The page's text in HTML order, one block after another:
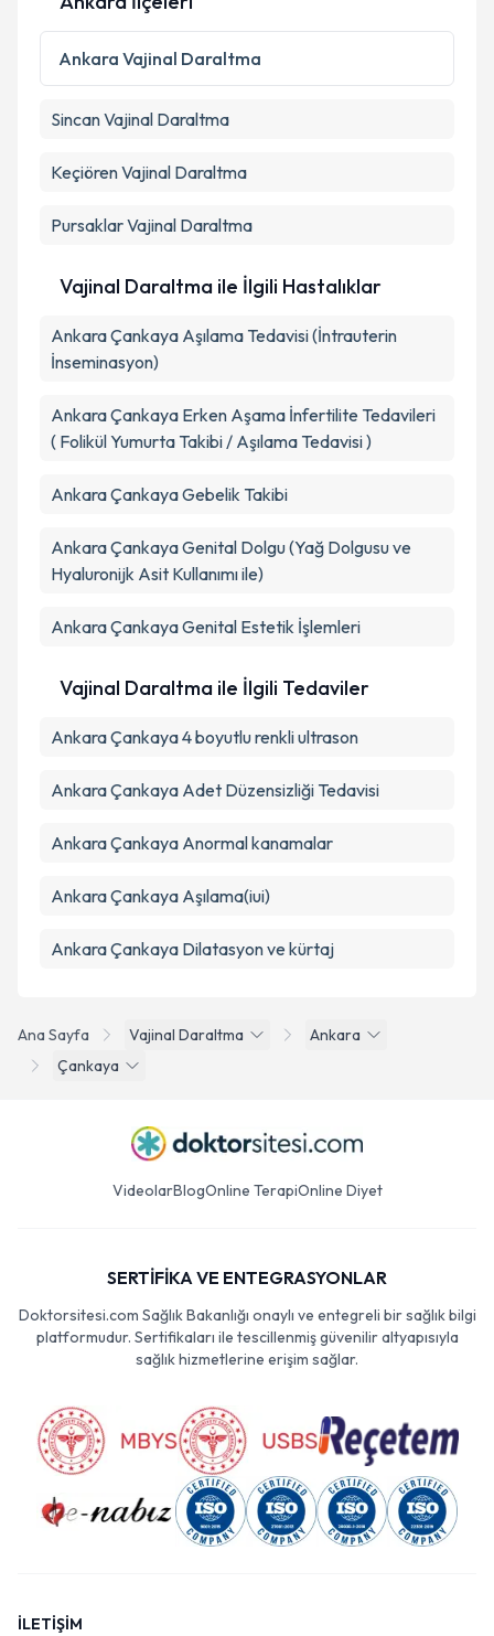
Kişisel verilerimin işlenmesine ilişkinAydınlatma
Metni'ni okudum ve kişisel verilerimin belirtilen
kapsamda işlenmesini kabul ediyorum.
Ana Sayfa Vajinal Daraltma
Ankara
Çankaya
Ankara Vajinal Daraltma
SincanVajinal Daraltma
KeçiörenVajinal Daraltma
PursaklarVajinal Daraltma
Vajinal Daraltma ile İlgili Hastalıklar
Ankara Çankaya Aşılama Tedavisi (İntrauterin
İnseminasyon)
Ankara Çankaya Erken Aşama İnfertilite Tedavileri
( Folikül Yumurta Takibi / Aşılama Tedavisi )
Ankara Çankaya Gebelik Takibi
Ankara Çankaya Genital Dolgu (Yağ Dolgusu ve
Hyaluronijk Asit Kullanımı ile)
Ankara Çankaya Genital Estetik İşlemleri
Vajinal Daraltma ile İlgili Tedaviler
Ankara Çankaya 4 boyutlu renkli ultrason
Ankara Çankaya Adet Düzensizliği Tedavisi
Ankara Çankaya Anormal kanamalar
Ankara Çankaya Aşılama(iui)
Ankara Çankaya Dilatasyon ve kürtaj
VideolarBlogOnline TerapiOnline Diyet
SERTİFİKA VE ENTEGRASYONLAR
Doktorsitesi.com Sağlık Bakanlığı onaylı ve entegreli bir sağlık bilgi
platformudur. Sertifikaları ile tescillenmiş güvenilir altyapısıyla
sağlık hizmetlerine erişim sağlar.
İLETİŞİM